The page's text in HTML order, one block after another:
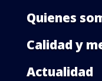
Quienes
Calidad y
Actualidad